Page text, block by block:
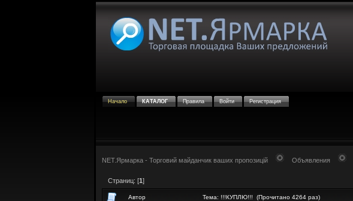
Начало КАТАЛОГ Правила Войти Регистрация
NET.Ярмарка - Торговий майданчик ваших пропозицій Объявления
Страниц: [1]
Автор Тема: !!!КУПЛЮ!!! (Прочитано 4264 раз)